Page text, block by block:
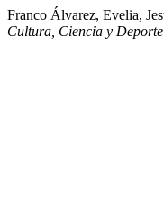
Franco Álvarez, Evelia,
Cultura, Ciencia y Deporte